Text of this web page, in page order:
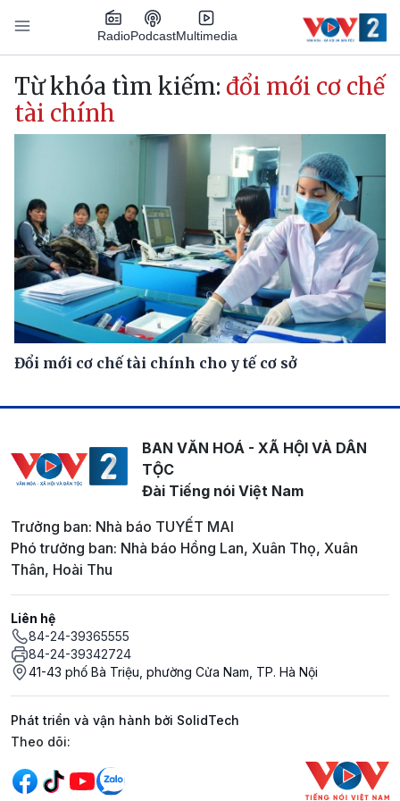
Nhảy đến nội dung
RadioPodcastMultimedia
Main navigation
Từ khóa tìm kiếm: đổi mới cơ chế
tài chính
Đổi mới cơ chế tài chính cho y tế cơ sở
BAN VĂN HOÁ - XÃ HỘI VÀ DÂN
TỘC
Đài Tiếng nói Việt Nam
Trưởng ban: Nhà báo TUYẾT MAI
Phó trưởng ban: Nhà báo Hồng Lan, Xuân Thọ, Xuân
Thân, Hoài Thu
Liên hệ
84-24-39365555
84-24-39342724
41-43 phố Bà Triệu, phường Cửa Nam, TP. Hà Nội
Phát triển và vận hành bởi SolidTech
Mạng xã hội
Theo dõi: